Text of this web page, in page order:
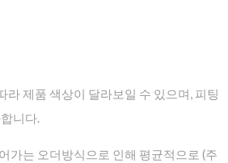
라 제품 색상이 달라보일 수 있으며, 피팅
니다.
가는 오더방식으로 인해 평균적으로 (주